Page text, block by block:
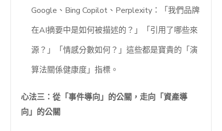
Google、Bing Copilot、Perplexity：「我們品牌
在AI摘要中是如何被描述的？」「引用了哪些來
源？」「情感分數如何？」這些都是寶貴的「演
算法關係健康度」指標。
心法三：從「事件導向」的公關，走向「資產導
向」的公關